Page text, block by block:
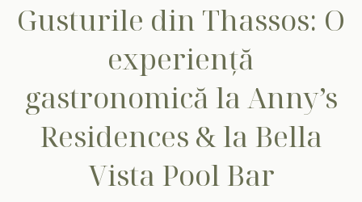
Gusturile din Thassos: O
experiență
gastronomică la Anny’s
Residences & la Bella
Vista Pool Bar